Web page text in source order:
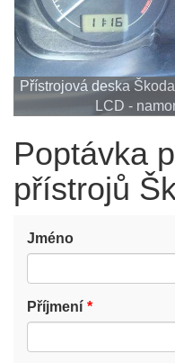
Přístrojová deska
LCD -
Poptávka
přístrojů
Jméno
Příjmení